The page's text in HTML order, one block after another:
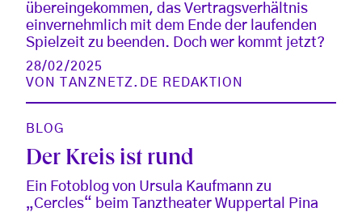
übereingekommen, das Vertragsverhältnis
einvernehmlich mit dem Ende der laufenden
Spielzeit zu beenden. Doch wer kommt jetzt?
28/02/2025
VON
TANZNETZ.DE REDAKTION
BLOG
Der Kreis ist rund
Ein Fotoblog von Ursula Kaufmann zu
„Cercles“ beim Tanztheater Wuppertal Pina